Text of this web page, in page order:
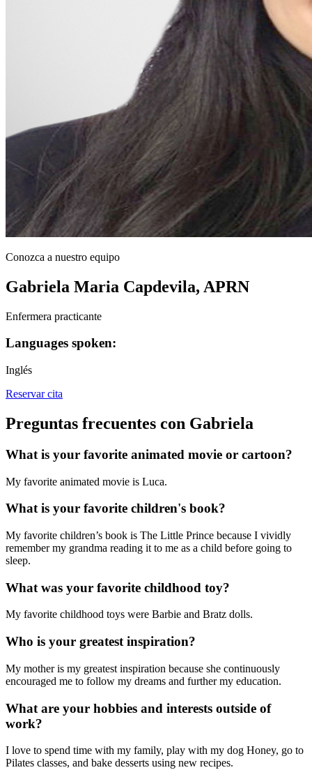
Conozca a nuestro equipo
Gabriela Maria Capdevila, APRN
Enfermera practicante
Languages spoken:
Inglés
Reservar cita
Preguntas frecuentes con Gabriela
What is your favorite animated movie or cartoon?
My favorite animated movie is Luca.
What is your favorite children's book?
My favorite children’s book is The Little Prince because I vividly
remember my grandma reading it to me as a child before going to
sleep.
What was your favorite childhood toy?
My favorite childhood toys were Barbie and Bratz dolls.
Who is your greatest inspiration?
My mother is my greatest inspiration because she continuously
encouraged me to follow my dreams and further my education.
What are your hobbies and interests outside of
work?
I love to spend time with my family, play with my dog Honey, go to
Pilates classes, and bake desserts using new recipes.